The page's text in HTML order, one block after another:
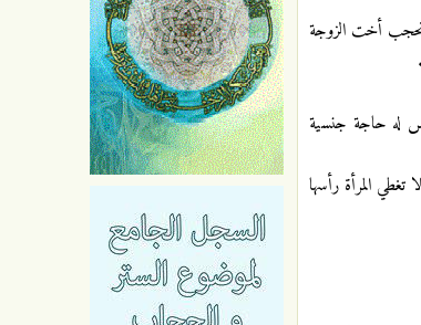
تحجب أخت الزوجة
له حاجة جنسية
تغطي المرأة رأسها